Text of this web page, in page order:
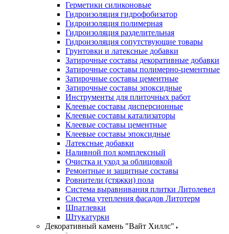
Герметики силиконовые
Гидроизоляция гидрофобизатор
Гидроизоляция полимерная
Гидроизоляция разделительная
Гидроизоляция сопутствующие товары
Грунтовки и латексные добавки
Затирочные составы декоративные добавки
Затирочные составы полимерно-цементные
Затирочные составы цементные
Затирочные составы эпоксидные
Инструменты для плиточных работ
Клеевые составы дисперсионные
Клеевые составы катализаторы
Клеевые составы цементные
Клеевые составы эпоксидные
Латексные добавки
Наливной пол комплексный
Очистка и уход за облицовкой
Ремонтные и защитные составы
Ровнители (стяжки) пола
Система выравнивания плитки Литолевел
Система утепления фасадов Литотерм
Шпатлевки
Штукатурки
Декоративный камень "Вайт Хиллс"